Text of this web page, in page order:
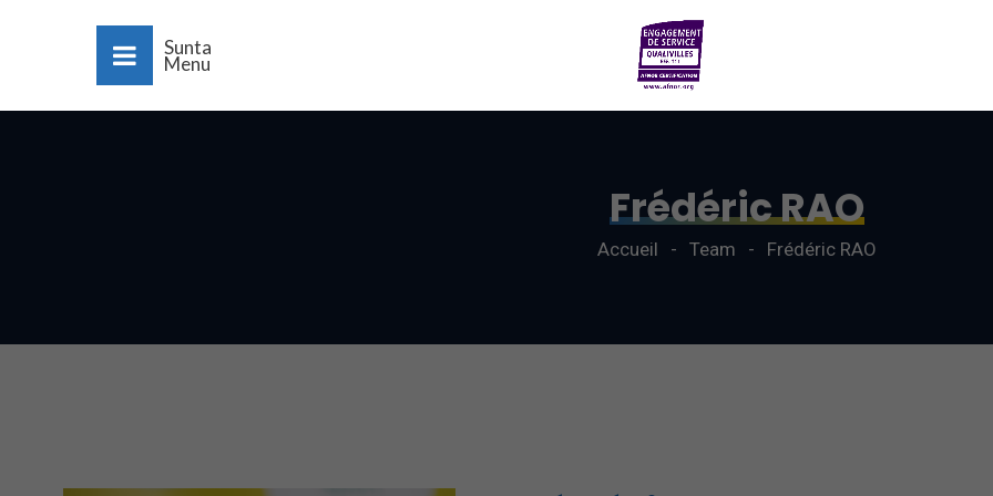
Sunta
Menu
Frédéric RAO
Accueil Team Frédéric RAO